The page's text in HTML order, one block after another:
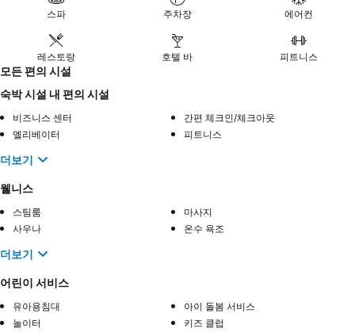
스파 주차장 에어컨
레스토랑 호텔 바 피트니스
모든 편의 시설
숙박 시설 내 편의 시설
비즈니스 센터
간편 체크인/체크아웃
엘리베이터
피트니스
더보기
웰니스
스팀룸
마사지
사우나
온수 욕조
더보기
어린이 서비스
유아용침대
아이 돌봄 서비스
놀이터
키즈 클럽